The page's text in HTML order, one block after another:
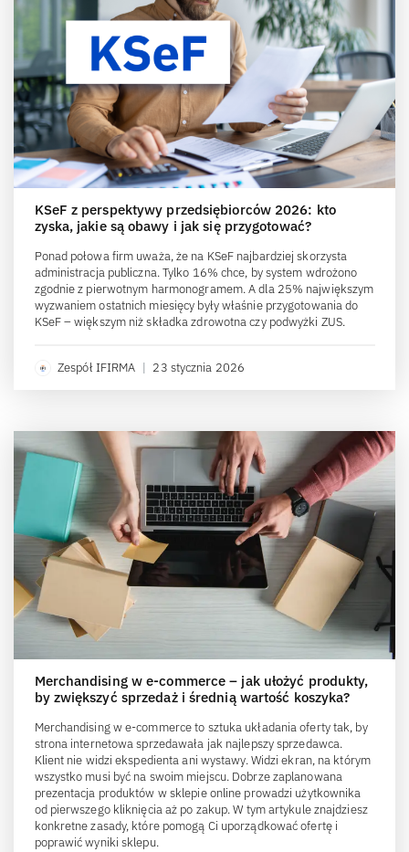
KSeF z perspektywy przedsiębiorców 2026: kto
zyska, jakie są obawy i jak się przygotować?
Ponad połowa firm uważa, że na KSeF najbardziej skorzysta
administracja publiczna. Tylko 16% chce, by system wdrożono
zgodnie z pierwotnym harmonogramem. A dla 25% największym
wyzwaniem ostatnich miesięcy były właśnie przygotowania do
KSeF – większym niż składka zdrowotna czy podwyżki ZUS.
Zespół IFIRMA | 23 stycznia 2026
Merchandising w e-commerce – jak ułożyć produkty,
by zwiększyć sprzedaż i średnią wartość koszyka?
Merchandising w e-commerce to sztuka układania oferty tak, by
strona internetowa sprzedawała jak najlepszy sprzedawca.
Klient nie widzi ekspedienta ani wystawy. Widzi ekran, na którym
wszystko musi być na swoim miejscu. Dobrze zaplanowana
prezentacja produktów w sklepie online prowadzi użytkownika
od pierwszego kliknięcia aż po zakup. W tym artykule znajdziesz
konkretne zasady, które pomogą Ci uporządkować ofertę i
poprawić wyniki sklepu.